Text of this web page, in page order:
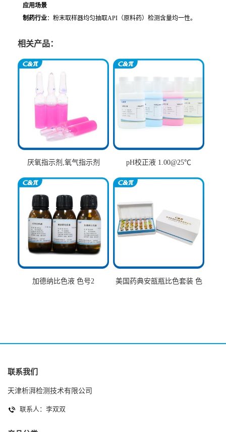
应用场景
制药行业：粉末取样器均匀抽取API（原料药）检测含量均一性。
相关产品：
厌氧指示剂,氧气指示剂 pH校正液 1.00@25℃
加德纳比色液 色号2
美国药典安瓿瓶比色套装 色
联系我们
天津析湃检测技术有限公司
联系人：李双双